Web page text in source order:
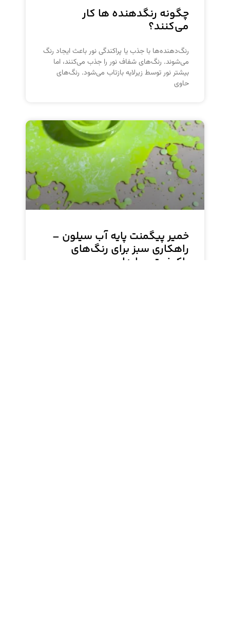
چگونه رنگدهنده ها کار
می‌کنند؟
رنگ‌دهنده‌ها با جذب یا پراکندگی نور باعث ایجاد رنگ
می‌شوند. رنگ‌های شفاف نور را جذب می‌کنند، اما
بیشتر نور توسط زیرلایه بازتاب می‌شود. رنگ‌های
حاوی
خمیر پیگمنت پایه آب سیلون –
راهکاری سبز برای رنگ‌های
باکیفیت و پایدار